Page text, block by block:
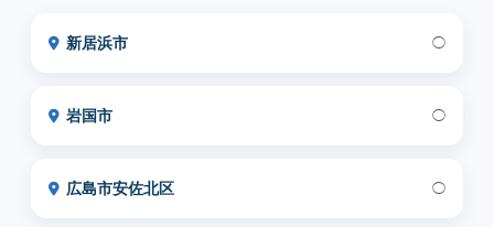
新居浜市 ◯
岩国市 ◯
広島市安佐北区 ◯